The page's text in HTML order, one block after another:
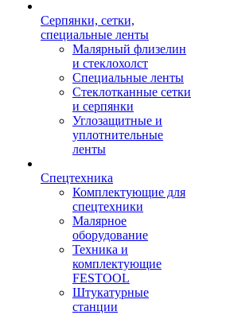
Серпянки, сетки,
специальные ленты
Малярный флизелин
и стеклохолст
Специальные ленты
Стеклотканные сетки
и серпянки
Углозащитные и
уплотнительные
ленты
Спецтехника
Комплектующие для
спецтехники
Малярное
оборудование
Техника и
комплектующие
FESTOOL
Штукатурные
станции